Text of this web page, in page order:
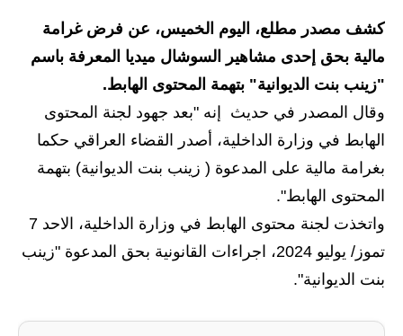
الاخبار الاقتصادية
الاخبار الرياضية
المدارس
اخبار وقرارات وزارة التربية
نتائج الامتحانات
المرحلة الابتدائية
كشف مصدر مطلع، اليوم الخميس، عن فرض غرامة
مالية بحق إحدى مشاهير السوشال ميديا المعرفة باسم
"زينب بنت الديوانية" بتهمة المحتوى الهابط.
وقال المصدر في حديث إنه "بعد جهود لجنة المحتوى
الهابط في وزارة الداخلية، أصدر القضاء العراقي حكما
بغرامة مالية على المدعوة ( زينب بنت الديوانية) بتهمة
المحتوى الهابط".
واتخذت لجنة محتوى الهابط في وزارة الداخلية، الاحد 7
تموز/ يوليو 2024، اجراءات القانونية بحق المدعوة "زينب
بنت الديوانية".